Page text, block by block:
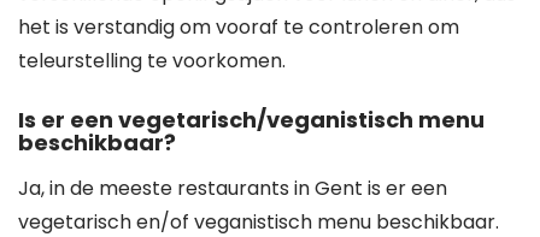
het is verstandig om vooraf te controleren om
teleurstelling te voorkomen.
Is er een vegetarisch/veganistisch menu
beschikbaar?
Ja, in de meeste restaurants in Gent is er een
vegetarisch en/of veganistisch menu beschikbaar.